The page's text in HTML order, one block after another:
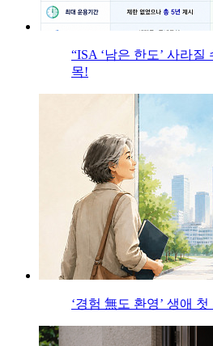
“ISA ‘남은 한도’ 사라
목!
‘경험 無도 환영’ 생애